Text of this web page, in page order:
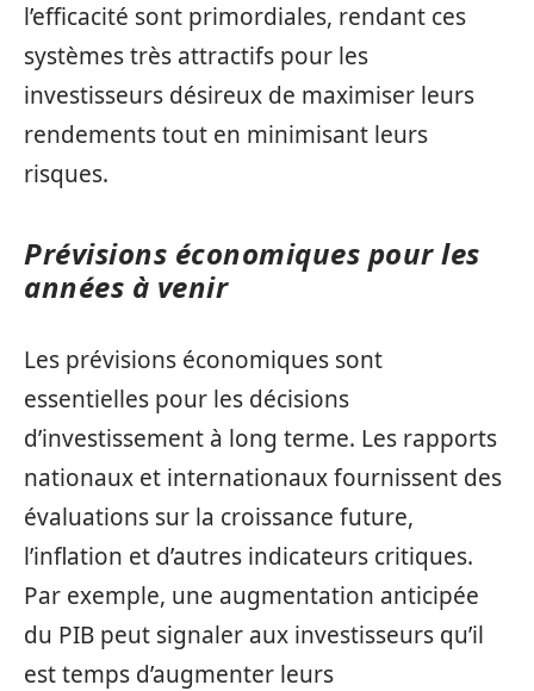
l’efficacité sont primordiales, rendant ces
systèmes très attractifs pour les
investisseurs désireux de maximiser leurs
rendements tout en minimisant leurs
risques.
Prévisions économiques pour les
années à venir
Les prévisions économiques sont
essentielles pour les décisions
d’investissement à long terme. Les rapports
nationaux et internationaux fournissent des
évaluations sur la croissance future,
l’inflation et d’autres indicateurs critiques.
Par exemple, une augmentation anticipée
du PIB peut signaler aux investisseurs qu’il
est temps d’augmenter leurs